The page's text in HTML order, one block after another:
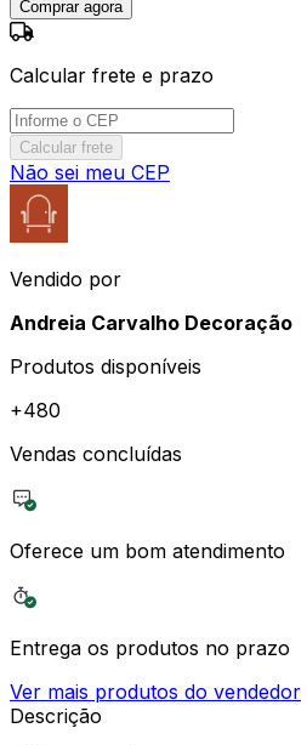
Comprar agora
Calcular frete e prazo
Calcular frete
Não sei meu CEP
Vendido por
Andreia Carvalho Decoração
Produtos disponíveis
+480
Vendas concluídas
Oferece um bom atendimento
Entrega os produtos no prazo
Ver mais produtos do vendedor
Descrição